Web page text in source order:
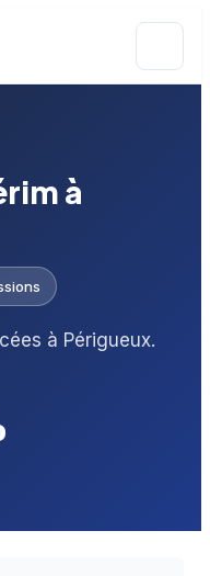
à
à Périgueux.